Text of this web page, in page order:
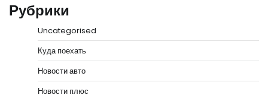
Рубрики
Uncategorised
Куда поехать
Новости авто
Новости плюс